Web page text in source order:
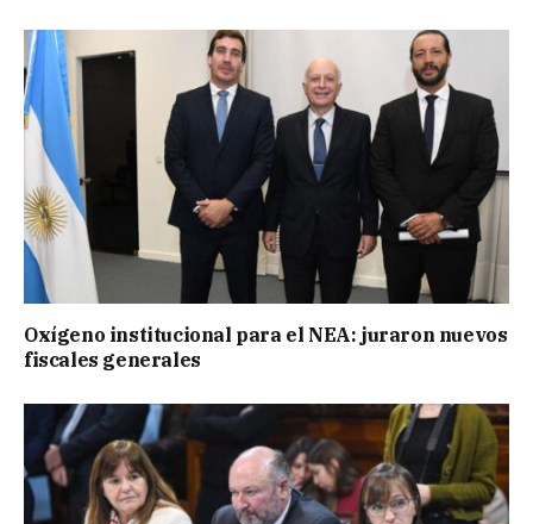
Oxígeno institucional para el NEA: juraron nuevos
fiscales generales